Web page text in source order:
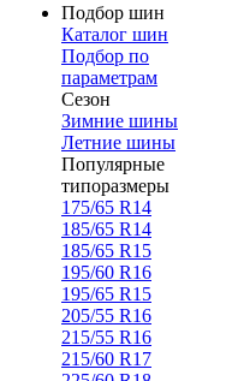
Подбор шин
Каталог шин
Подбор по
параметрам
Сезон
Зимние шины
Летние шины
Популярные
типоразмеры
175/65 R14
185/65 R14
185/65 R15
195/60 R16
195/65 R15
205/55 R16
215/55 R16
215/60 R17